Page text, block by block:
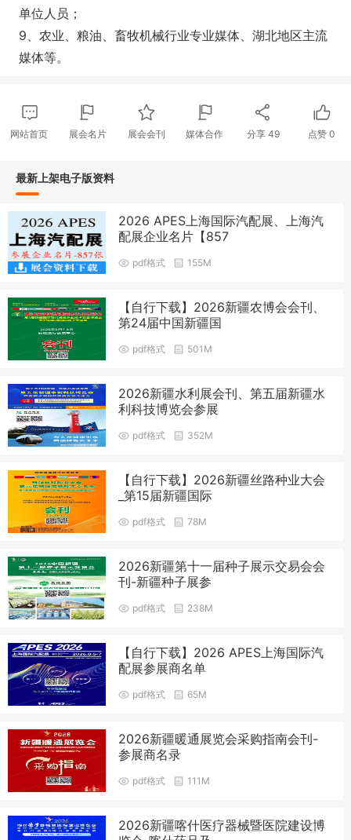
单位人员；
9、农业、粮油、畜牧机械行业专业媒体、湖北地区主流
媒体等。
网站首页 展会名片 展会会刊 媒体合作 分享 49 点赞0
最新上架电子版资料
2026 APES上海国际汽配展、上海汽
配展企业名片【857
pdf格式 155M
【自行下载】2026新疆农博会会刊、
第24届中国新疆国
pdf格式 501M
2026新疆水利展会刊、第五届新疆水
利科技博览会参展
pdf格式 352M
【自行下载】2026新疆丝路种业大会
_第15届新疆国际
pdf格式 78M
2026新疆第十一届种子展示交易会会
刊-新疆种子展参
pdf格式 238M
【自行下载】2026 APES上海国际汽
配展参展商名单
pdf格式 65M
2026新疆暖通展览会采购指南会刊-
参展商名录
pdf格式 111M
2026新疆喀什医疗器械暨医院建设博